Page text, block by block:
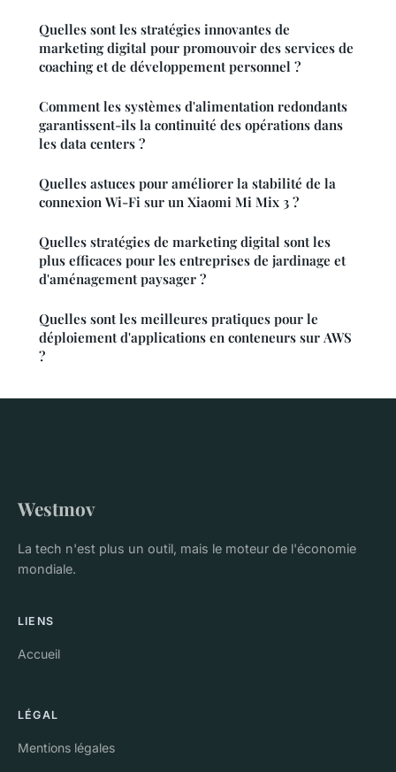
Quelles sont les stratégies innovantes de
marketing digital pour promouvoir des services de
coaching et de développement personnel ?
Comment les systèmes d'alimentation redondants
garantissent-ils la continuité des opérations dans
les data centers ?
Quelles astuces pour améliorer la stabilité de la
connexion Wi-Fi sur un Xiaomi Mi Mix 3 ?
Quelles stratégies de marketing digital sont les
plus efficaces pour les entreprises de jardinage et
d'aménagement paysager ?
Quelles sont les meilleures pratiques pour le
déploiement d'applications en conteneurs sur AWS
?
Westmov
La tech n'est plus un outil, mais le moteur de l'économie
mondiale.
LIENS
Accueil
LÉGAL
Mentions légales